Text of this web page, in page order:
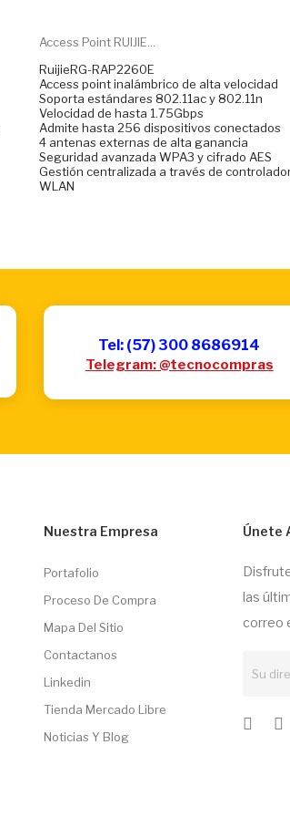
Access Point RUIJIE...
RuijieRG-RAP2260E
Access point inalámbrico de alta velocidad
Soporta estándares 802.11ac y 802.11n
Velocidad de hasta 1.75Gbps
Admite hasta 256 dispositivos conectados
4 antenas externas de alta ganancia
Seguridad avanzada WPA3 y cifrado AES
Gestión centralizada a través de
WLAN
Tel: (57) 300 8686914
Telegram: @tecnocompras
Nuestra Empresa
Portafolio
Proceso De Compra
Mapa Del Sitio
Contactanos
Linkedin
Tienda Mercado Libre
Noticias Y Blog
Únete
las
correo